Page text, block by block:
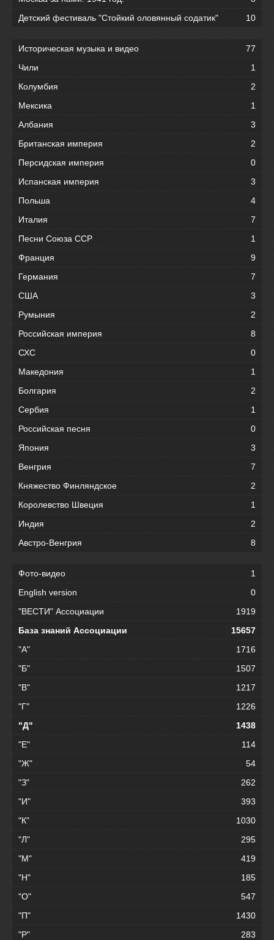
Детский фестиваль "Стойкий оловянный содатик"
10
Историческая музыка и видео
77
Чили
1
Колумбия
2
Мексика
1
Албания
3
Британская империя
2
Персидская империя
0
Испанская империя
3
Польша
4
Италия
7
Песни Союза ССР
1
Франция
9
Германия
7
США
3
Румыния
2
Российская империя
8
СХС
0
Македония
1
Болгария
2
Сербия
1
Российская песня
0
Япония
3
Венгрия
7
Княжество Финляндское
2
Королевство Швеция
1
Индия
2
Австро-Венгрия
8
Фото-видео
1
English version
0
"ВЕСТИ" Ассоциации
1919
База знаний Ассоциации
15657
"А"
1716
"Б"
1507
"В"
1217
"Г"
1226
"Д"
1438
"Е"
114
"Ж"
54
"З"
262
"И"
393
"К"
1030
"Л"
295
"М"
419
"Н"
185
"О"
547
"П"
1430
"Р"
283